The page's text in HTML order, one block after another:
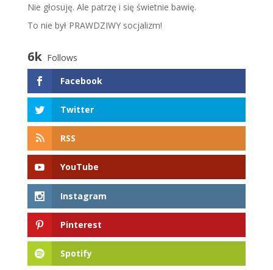
​N​ie głosuję. Ale patrzę i się świetnie bawię.
To nie był PRAWDZIWY socjalizm!
6k Follows
Facebook
Twitter
RSS
YouTube
Instagram
Pinterest
Spotify